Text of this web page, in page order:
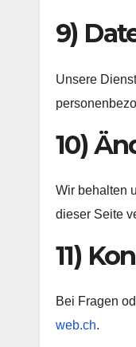
9)
Unsere
10)
Wir behalten
dieser Seite
11)
Bei Fragen
web.ch.